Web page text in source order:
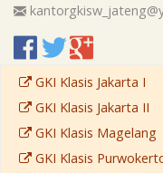
GKI Klasis Jakarta I
GKI Klasis Jakarta II
GKI Klasis Magelang
GKI Klasis